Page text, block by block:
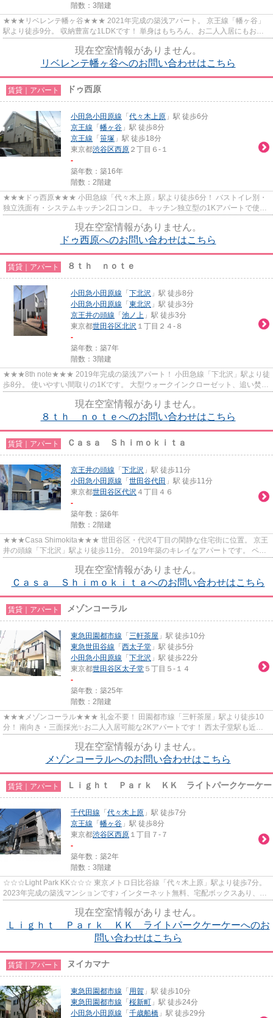
階数：3階建
★★★リベレンテ幡ヶ谷★★★ 2021年完成の築浅アパート。 京王線「幡ヶ谷」
駅より徒歩9分。 収納豊富な1LDKです！ 単身はもちろん、お二人入居にもおす
現在空室情報がありません。
リベレンテ幡ヶ谷へのお問い合わせはこちら
賃貸｜アパート ドゥ西原
小田急小田原線 「 代々木上原 」駅 徒歩6分
京王線 「 幡ヶ谷 」駅 徒歩8分
京王線 「 笹塚 」駅 徒歩18分
東京都渋谷区西原 ２丁目６-１
-
築年数：築16年
階数：2階建
★★★ドゥ西原★★★ 小田急線「代々木上原」駅より徒歩6分！ バストイレ別・
独立洗面有・システムキッチン2口コンロ。 キッチン独立型の1Kアパートで使い
現在空室情報がありません。
ドゥ西原へのお問い合わせはこちら
賃貸｜アパート ８ｔｈ ｎｏｔｅ
小田急小田原線 「 下北沢 」駅 徒歩8分
小田急小田原線 「 東北沢 」駅 徒歩3分
京王井の頭線 「 池ノ上 」駅 徒歩3分
東京都世田谷区北沢 １丁目２４-８
-
築年数：築7年
階数：3階建
★★★8th note★★★ 2019年完成の築浅アパート！ 小田急線「下北沢」駅より徒
歩8分。 使いやすい間取りの1Kです。 大型ウォークインクローゼット、追い焚
現在空室情報がありません。
８ｔｈ ｎｏｔｅへのお問い合わせはこちら
賃貸｜アパート Ｃａｓａ Ｓｈｉｍｏｋｉｔａ
京王井の頭線 「 下北沢 」駅 徒歩11分
小田急小田原線 「 世田谷代田 」駅 徒歩11分
東京都世田谷区代沢 ４丁目４６
-
築年数：築6年
階数：2階建
★★★Casa Shimokita★★★ 世田谷区・代沢4丁目の閑静な住宅街に位置。 京王
井の頭線「下北沢」駅より徒歩11分。 2019年築のキレイなアパートです。 ペッ
現在空室情報がありません。
Ｃａｓａ Ｓｈｉｍｏｋｉｔａへのお問い合わせはこちら
賃貸｜アパート メゾンコーラル
東急田園都市線 「 三軒茶屋 」駅 徒歩10分
東急世田谷線 「 西太子堂 」駅 徒歩5分
小田急小田原線 「 下北沢 」駅 徒歩22分
東京都世田谷区太子堂 ５丁目５-１４
-
築年数：築25年
階数：2階建
★★★メゾンコーラル★★★ 礼金不要！ 田園都市線「三軒茶屋」駅より徒歩10
分！ 南向き・三面採光✨お二人入居可能な2Kアパートです！ 西太子堂駅も近い
現在空室情報がありません。
メゾンコーラルへのお問い合わせはこちら
賃貸｜アパート Ｌｉｇｈｔ Ｐａｒｋ ＫＫ ライトパークケーケー
千代田線 「 代々木上原 」駅 徒歩7分
京王線 「 幡ヶ谷 」駅 徒歩8分
東京都渋谷区西原 １丁目７-７
-
築年数：築2年
階数：3階建
☆☆☆Light Park KK☆☆☆ 東京メトロ日比谷線「代々木上原」駅より徒歩7分。
2023年完成の築浅マンションです♪ インターネット無料、宅配ボックスあり、オ
現在空室情報がありません。
Ｌｉｇｈｔ Ｐａｒｋ ＫＫ ライトパークケーケーへのお
問い合わせはこちら
賃貸｜アパート ヌイカマナ
東急田園都市線 「 用賀 」駅 徒歩10分
東急田園都市線 「 桜新町 」駅 徒歩24分
小田急小田原線 「 千歳船橋 」駅 徒歩29分